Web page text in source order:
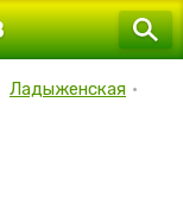
Ладыженская •